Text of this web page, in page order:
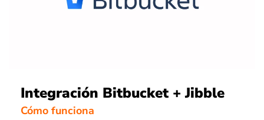
Integración Bitbucket + Jibble
Cómo funciona